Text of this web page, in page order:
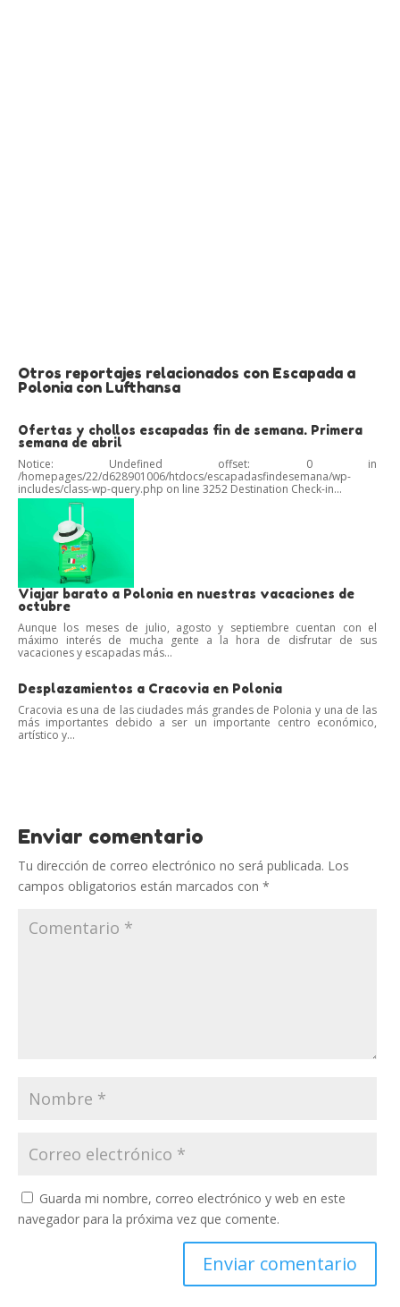
Otros reportajes relacionados con Escapada a
Polonia con Lufthansa
Ofertas y chollos escapadas fin de semana. Primera
semana de abril
Notice: Undefined offset: 0 in
/homepages/22/d628901006/htdocs/escapadasfindesemana/wp-
includes/class-wp-query.php on line 3252 Destination Check-in...
Viajar barato a Polonia en nuestras vacaciones de
octubre
Aunque los meses de julio, agosto y septiembre cuentan con el
máximo interés de mucha gente a la hora de disfrutar de sus
vacaciones y escapadas más...
Desplazamientos a Cracovia en Polonia
Cracovia es una de las ciudades más grandes de Polonia y una de las
más importantes debido a ser un importante centro económico,
artístico y...
Enviar comentario
Tu dirección de correo electrónico no será publicada. Los
campos obligatorios están marcados con *
Guarda mi nombre, correo electrónico y web en este
navegador para la próxima vez que comente.